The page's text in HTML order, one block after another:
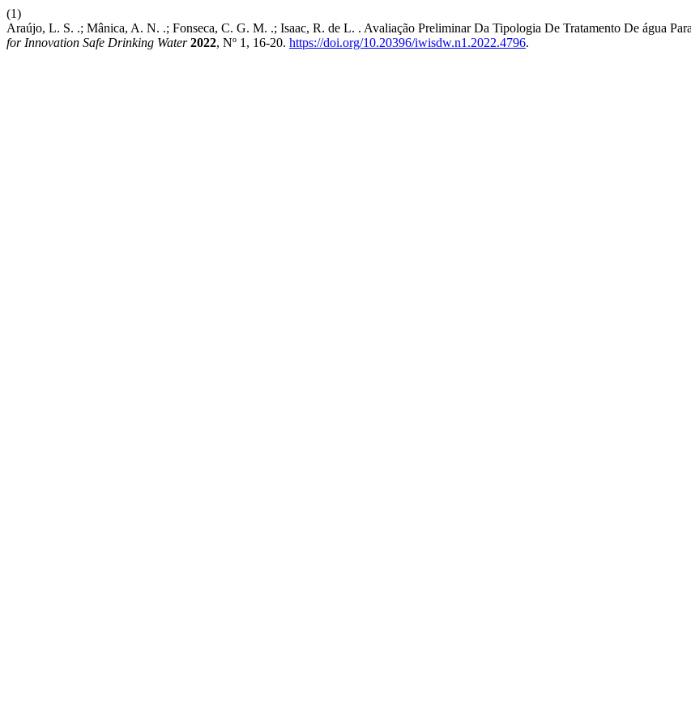
(1)
Araújo, L. S. .; Mânica, A. N. .; Fonseca, C. G. M. .; Isaac, R. de L. . Avaliação Preliminar Da Tipologia De Tratamento De água
for Innovation Safe Drinking Water 2022, Nº 1, 16-20. https://doi.org/10.20396/iwisdw.n1.2022.4796.